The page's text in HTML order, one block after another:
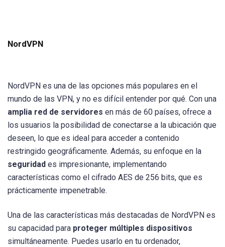
NordVPN
NordVPN es una de las opciones más populares en el
mundo de las VPN, y no es difícil entender por qué. Con una
amplia red de servidores en más de 60 países, ofrece a
los usuarios la posibilidad de conectarse a la ubicación que
deseen, lo que es ideal para acceder a contenido
restringido geográficamente. Además, su enfoque en la
seguridad es impresionante, implementando
características como el cifrado AES de 256 bits, que es
prácticamente impenetrable.
Una de las características más destacadas de NordVPN es
su capacidad para proteger múltiples dispositivos
simultáneamente. Puedes usarlo en tu ordenador,